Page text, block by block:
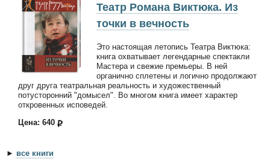
Театр Романа Виктюка. Из
точки в вечность
Это настоящая летопись Театра Виктюка:
книга охватывает легендарные спектакли
Мастера и свежие премьеры. В ней
органично сплетены и логично продолжают
друг друга театральная реальность и художественный
потусторонний "домысел". Во многом книга имеет характер
откровенных исповедей.
Цена: 640
► все книги